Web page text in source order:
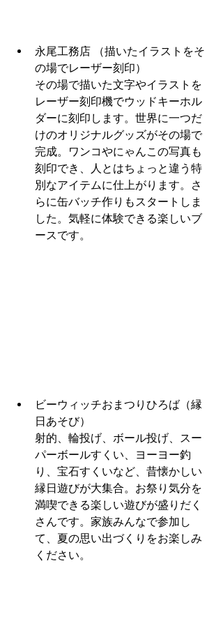
永尾工務店 （描いたイラストをそ
の場でレーザー刻印）
その場で描いた文字やイラストを
レーザー刻印機でウッドキーホル
ダーに刻印します。世界に一つだ
けのオリジナルグッズがその場で
完成。ワンコやにゃんこの写真も
刻印でき、人とはちょっと違う特
別なアイテムに仕上がります。さ
らに缶バッチ作りもスタートしま
した。気軽に体験できる楽しいブ
ースです。
ビーウィッチおまつりひろば（縁
日あそび）
射的、輪投げ、ボール投げ、スー
パーボールすくい、ヨーヨー釣
り、宝石すくいなど、昔懐かしい
縁日遊びが大集合。お祭り気分を
満喫できる楽しい遊びが盛りだく
さんです。家族みんなで参加し
て、夏の思い出づくりをお楽しみ
ください。